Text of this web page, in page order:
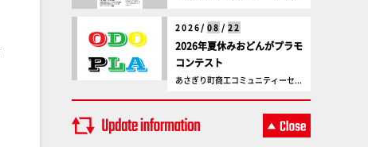
2026/ 08 / 22
2026年夏休みおどんがプラモ
コンテスト
あさぎり町商工コミュニティーセ...